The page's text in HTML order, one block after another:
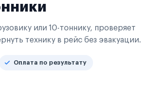
или 10-тоннику, проверяет
технику в рейс без эвакуации.
Оплата по результату